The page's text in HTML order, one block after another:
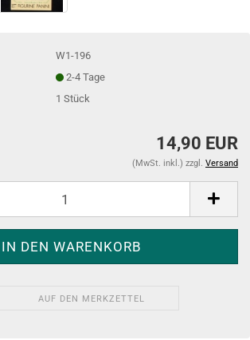
W1-196
2-4 Tage
1Stück
14,90 EUR
(MwSt. inkl.) zzgl. Versand
AUF DEN MERKZETTEL